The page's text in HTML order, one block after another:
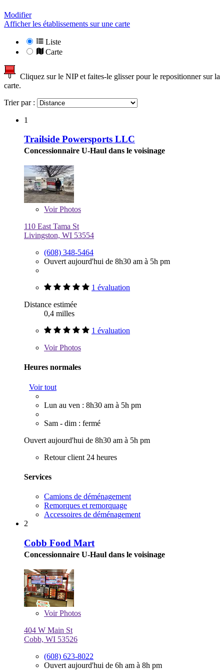
Modifier
Afficher les établissements sur une carte
Liste
Carte
Cliquez sur le NIP et faites-le glisser pour le repositionner sur la
carte.
Trier par :
1
Trailside Powersports LLC
Concessionnaire U-Haul dans le voisinage
VoirPhotos
110 East Tama St
Livingston, WI 53554
(608) 348-5464
Ouvert aujourd'hui de 8h30 am à 5h pm
1 évaluation
Distance estimée
0,4 milles
1 évaluation
VoirPhotos
Heures normales
Voir tout
Lun au ven : 8h30 am à 5h pm
Sam - dim : fermé
Ouvert aujourd'hui de 8h30 am à 5h pm
Retour client 24 heures
Services
Camions de déménagement
Remorques et remorquage
Accessoires de déménagement
2
Cobb Food Mart
Concessionnaire U-Haul dans le voisinage
VoirPhotos
404 W Main St
Cobb, WI 53526
(608) 623-8022
Ouvert aujourd'hui de 6h am à 8h pm